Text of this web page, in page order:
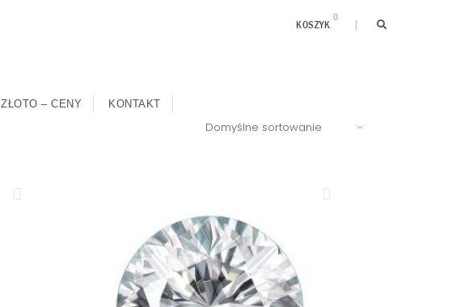
KOSZYK
0
ZŁOTO – CENY KONTAKT